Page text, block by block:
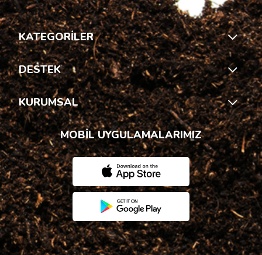
KATEGORİLER
DESTEK
KURUMSAL
MOBİL UYGULAMALARIMIZ